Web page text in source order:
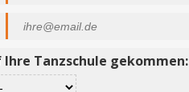
Ihre Tanzschule gekommen: